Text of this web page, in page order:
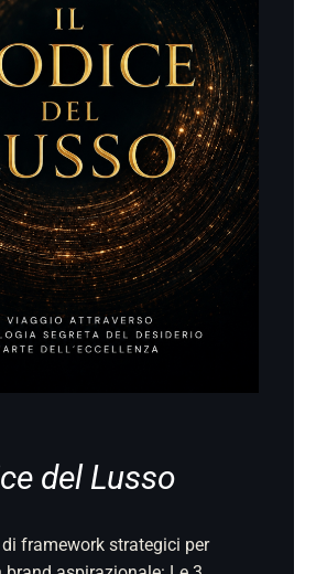
del Lusso
framework strategici per